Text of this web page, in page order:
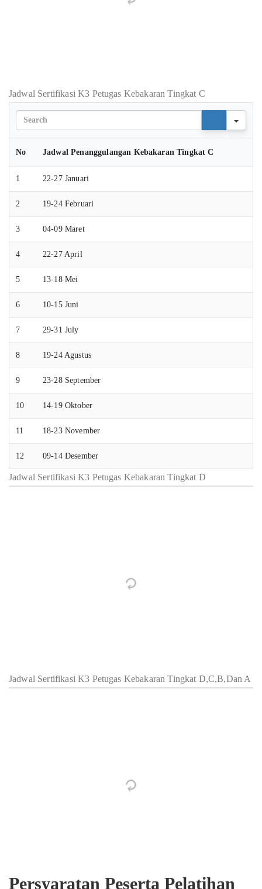
Jadwal Sertifikasi K3 Petugas Kebakaran Tingkat C
No Jadwal Penanggulangan Kebakaran Tingkat C
1 22-27 Januari
2 19-24 Februari
3 04-09 Maret
4 22-27 April
5 13-18 Mei
6 10-15 Juni
7 29-31 July
8 19-24 Agustus
9 23-28 September
10 14-19 Oktober
11 18-23 November
12 09-14 Desember
Jadwal Sertifikasi K3 Petugas Kebakaran Tingkat D
Jadwal Sertifikasi K3 Petugas Kebakaran Tingkat D,C,B,Dan A
Persyaratan Peserta Pelatihan